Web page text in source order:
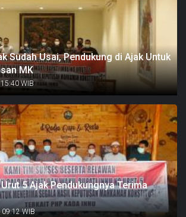
Sudah Usai, Pendukung di Ajak Untuk
MK
WIB
5 Ajak Pendukungnya Terima
09:12 WIB